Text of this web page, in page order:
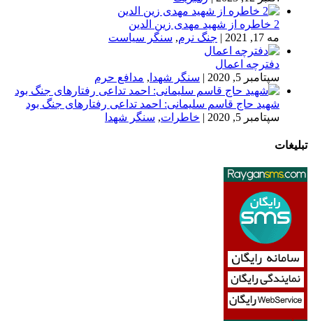
2 خاطره از شهید مهدی زین الدین
مه 17, 2021
| جنگ نرم, سنگر سیاست
دفترچه اعمال
سپتامبر 5, 2020
| سنگر شهدا , مدافع حرم
شهید حاج قاسم سلیمانی: احمد تداعی رفتارهای جنگ بود
سپتامبر 5, 2020
| خاطرات, سنگر شهدا
تبلیغات